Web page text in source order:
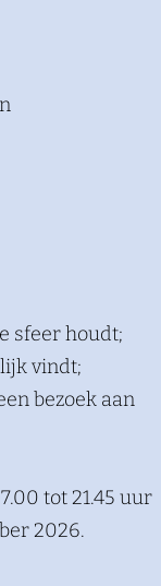
sfeer houdt;
vindt;
bezoek aan
tot 21.45 uur
2026.